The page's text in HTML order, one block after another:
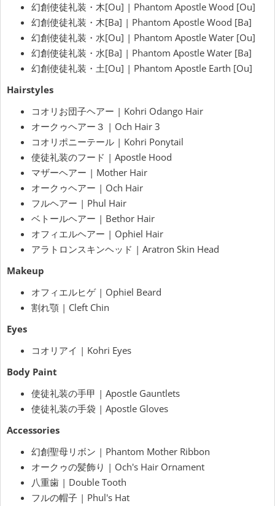
幻創使徒礼装・木[Ou] | Phantom Apostle Wood [Ou]
幻創使徒礼装・木[Ba] | Phantom Apostle Wood [Ba]
幻創使徒礼装・水[Ou] | Phantom Apostle Water [Ou]
幻創使徒礼装・水[Ba] | Phantom Apostle Water [Ba]
幻創使徒礼装・土[Ou] | Phantom Apostle Earth [Ou]
Hairstyles
コオリお団子ヘアー | Kohri Odango Hair
オークゥヘアー３ | Och Hair 3
コオリポニーテール | Kohri Ponytail
使徒礼装のフード | Apostle Hood
マザーヘアー | Mother Hair
オークゥヘアー | Och Hair
フルヘアー | Phul Hair
ベトールヘアー | Bethor Hair
オフィエルヘアー | Ophiel Hair
アラトロンスキンヘッド | Aratron Skin Head
Makeup
オフィエルヒゲ | Ophiel Beard
割れ顎 | Cleft Chin
Eyes
コオリアイ | Kohri Eyes
Body Paint
使徒礼装の手甲 | Apostle Gauntlets
使徒礼装の手袋 | Apostle Gloves
Accessories
幻創聖母リボン | Phantom Mother Ribbon
オークゥの髪飾り | Och's Hair Ornament
八重歯 | Double Tooth
フルの帽子 | Phul's Hat